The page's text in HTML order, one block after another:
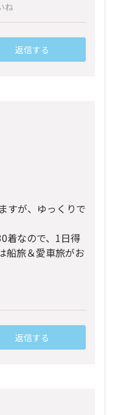
ね
返信する
すが、ゆっくりで
着なので、1日得
船旅＆愛車旅がお
返信する